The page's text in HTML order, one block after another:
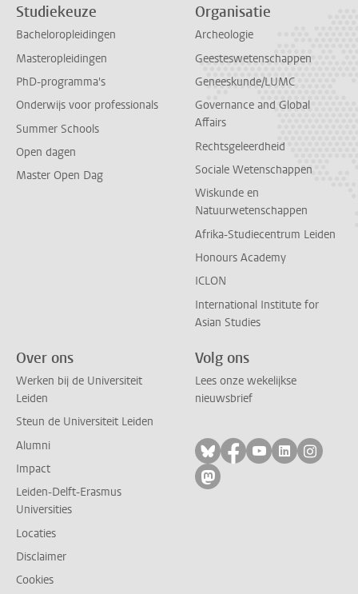
Studiekeuze
Bacheloropleidingen
Masteropleidingen
PhD-programma's
Onderwijs voor professionals
Summer Schools
Open dagen
Master Open Dag
Organisatie
Archeologie
Geesteswetenschappen
Geneeskunde/LUMC
Governance and Global
Affairs
Rechtsgeleerdheid
Sociale Wetenschappen
Wiskunde en
Natuurwetenschappen
Afrika-Studiecentrum Leiden
Honours Academy
ICLON
International Institute for
Asian Studies
Over ons
Werken bij de Universiteit
Leiden
Steun de Universiteit Leiden
Alumni
Impact
Leiden-Delft-Erasmus
Universities
Locaties
Disclaimer
Cookies
Volg ons
Lees onze wekelijkse
nieuwsbrief
Volg ons op bluesky
Volg ons op
Volg ons op
Volg ons
Volg
Volg ons op mastodon